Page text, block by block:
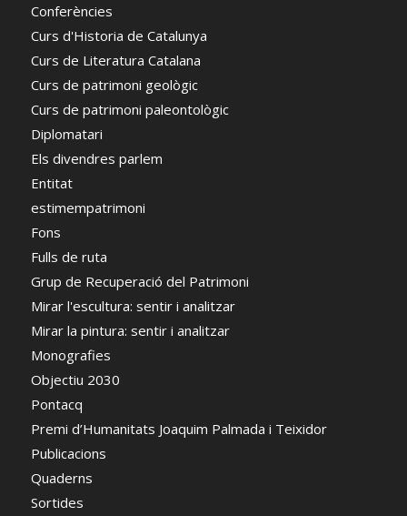
Conferències
Curs d'Historia de Catalunya
Curs de Literatura Catalana
Curs de patrimoni geològic
Curs de patrimoni paleontològic
Diplomatari
Els divendres parlem
Entitat
estimempatrimoni
Fons
Fulls de ruta
Grup de Recuperació del Patrimoni
Mirar l'escultura: sentir i analitzar
Mirar la pintura: sentir i analitzar
Monografies
Objectiu 2030
Pontacq
Premi d’Humanitats Joaquim Palmada i Teixidor
Publicacions
Quaderns
Sortides